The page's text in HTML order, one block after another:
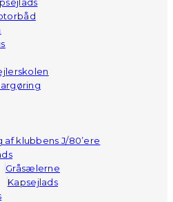
af klubbens J/80’ere
Gråsælerne
Kapsejlads